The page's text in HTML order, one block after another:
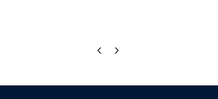
Pagina precedente
Pagina successiva